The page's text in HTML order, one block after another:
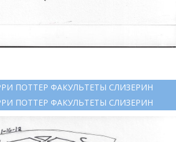
ПОТТЕР ФАКУЛЬТЕТЫ СЛИЗЕРИН
ПОТТЕР ФАКУЛЬТЕТЫ СЛИЗЕРИН